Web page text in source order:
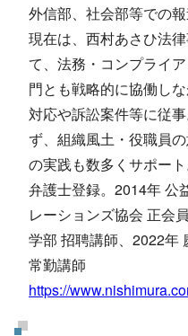
外信部、社会部等での
現在は、西村あさひ法
て、法務・コンプライ
門とも戦略的に協働し
対応や訴訟案件等に従
ず、組織風土・役職員
の実践も数多くサポー
弁護士登録。2014年 公
レーションズ協会 正会
学部 招聘講師、2022年
常勤講師
https://